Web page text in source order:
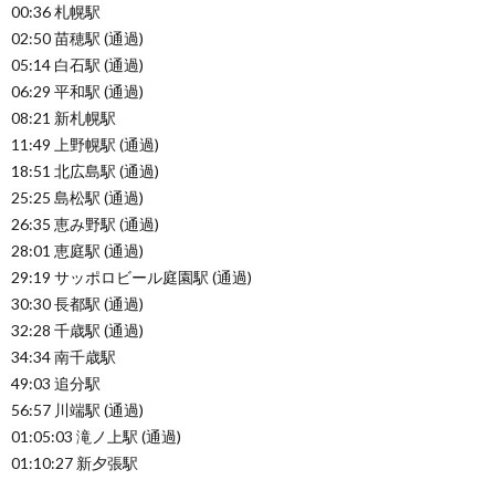
00:36 札幌駅
02:50 苗穂駅 (通過)
05:14 白石駅 (通過)
06:29 平和駅 (通過)
08:21 新札幌駅
11:49 上野幌駅 (通過)
18:51 北広島駅 (通過)
25:25 島松駅 (通過)
26:35 恵み野駅 (通過)
28:01 恵庭駅 (通過)
29:19 サッポロビール庭園駅 (通過)
30:30 長都駅 (通過)
32:28 千歳駅 (通過)
34:34 南千歳駅
49:03 追分駅
56:57 川端駅 (通過)
01:05:03 滝ノ上駅 (通過)
01:10:27 新夕張駅